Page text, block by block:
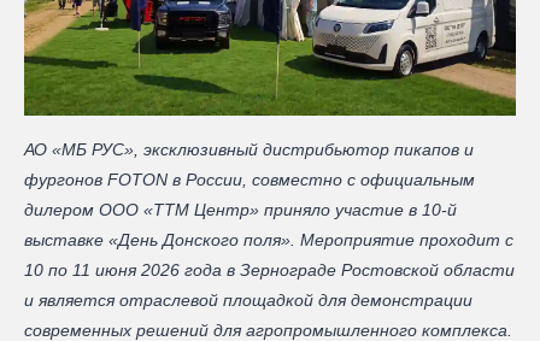
АО «МБ РУС», эксклюзивный дистрибьютор пикапов и
фургонов FOTON в России, совместно с официальным
дилером ООО «ТТМ Центр» приняло участие в 10-й
выставке «День Донского поля». Мероприятие проходит с
10 по 11 июня 2026 года в Зернограде Ростовской области
и является отраслевой площадкой для демонстрации
современных решений для агропромышленного комплекса.